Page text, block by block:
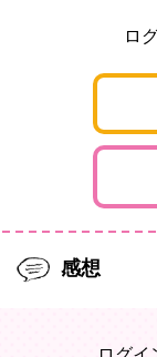
ロ
感想